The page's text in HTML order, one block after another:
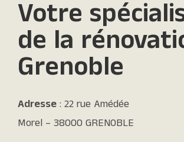
Votre
de la
Grenoble​
Adresse : 22 rue Amédée
Morel – 38000 GRENOBLE